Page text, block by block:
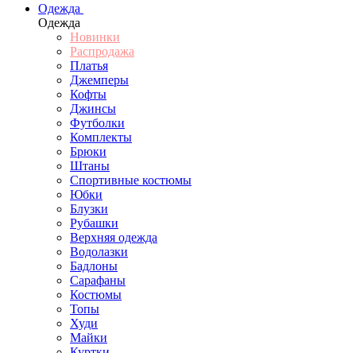
Одежда
Одежда
Новинки
Распродажа
Платья
Джемперы
Кофты
Джинсы
Футболки
Комплекты
Брюки
Штаны
Спортивные костюмы
Юбки
Блузки
Рубашки
Верхняя одежда
Водолазки
Бадлоны
Сарафаны
Костюмы
Топы
Худи
Майки